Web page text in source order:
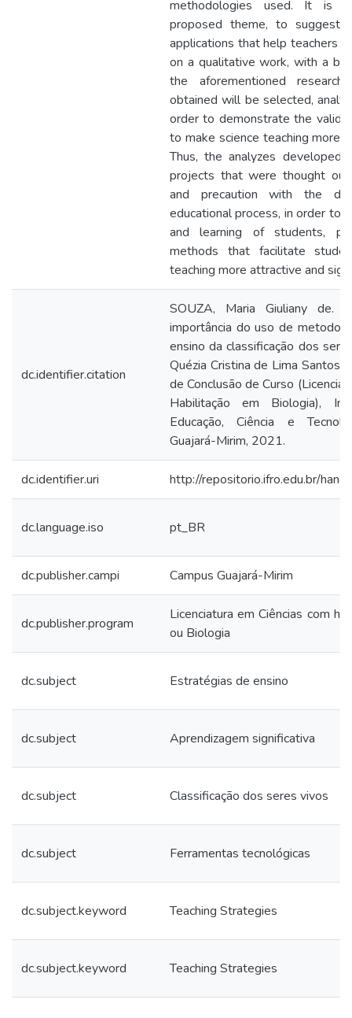
methodologies used. It is
proposed theme, to suggest
applications that help teachers
on a qualitative work, with a
the aforementioned
obtained will be selected,
order to demonstrate the
to make science teaching more
Thus, the analyzes developed
projects that were thought
and precaution with the
educational process, in order to
and learning of students,
methods that facilitate
teaching more attractive and
dc.identifier.citation
SOUZA, Maria Giuliany de.
importância do uso de
ensino da classificação dos
Quézia Cristina de Lima Santos.
de Conclusão de Curso
Habilitação em Biologia),
Educação, Ciência e
Guajará-Mirim, 2021.
dc.identifier.uri http://repositorio.ifro.edu.br/
dc.language.iso pt_BR
dc.publisher.campi Campus Guajará-Mirim
dc.publisher.program
Licenciatura em Ciências com
ou Biologia
dc.subject Estratégias de ensino
dc.subject Aprendizagem significativa
dc.subject Classificação dos seres vivos
dc.subject Ferramentas tecnológicas
dc.subject.keyword Teaching Strategies
dc.subject.keyword Teaching Strategies